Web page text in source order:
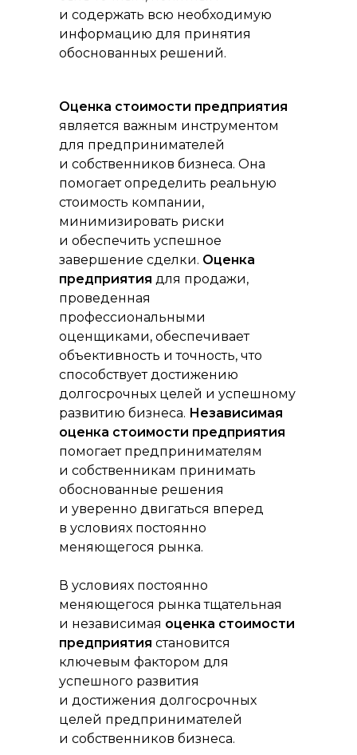
Оценка стоимости предприятия
является важным инструментом
для предпринимателей
и собственников бизнеса. Она
помогает определить реальную
стоимость компании,
минимизировать риски
и обеспечить успешное
завершение сделки. Оценка
предприятия для продажи,
проведенная
профессиональными
оценщиками, обеспечивает
объективность и точность, что
способствует достижению
долгосрочных целей и успешному
развитию бизнеса. Независимая
оценка стоимости предприятия
помогает предпринимателям
и собственникам принимать
обоснованные решения
и уверенно двигаться вперед
в условиях постоянно
меняющегося рынка.
В условиях постоянно
меняющегося рынка тщательная
и независимая оценка стоимости
предприятия становится
ключевым фактором для
успешного развития
и достижения долгосрочных
целей предпринимателей
и собственников бизнеса.
и содержать всю необходимую
информацию для принятия
обоснованных решений.
ТОП-50
в рейтинге RAEX
Российская консалтинговая компания
Калькулятор дебиторской
Скачать презентацию о компании
Скачать реквизиты компании
Скачать прайс-лист на услуги
компании